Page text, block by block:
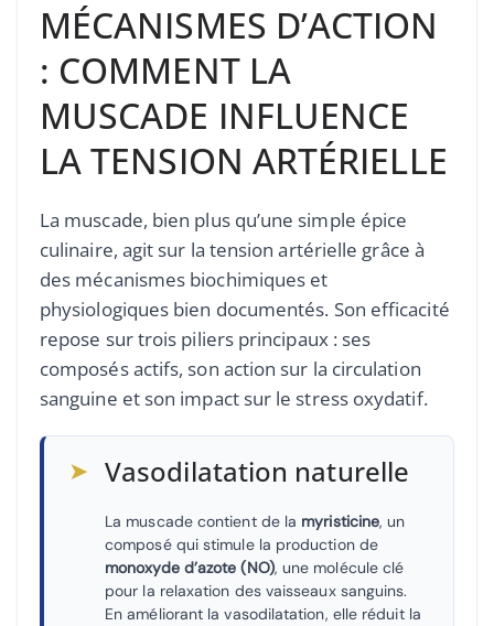
MÉCANISMES D’ACTION
: COMMENT LA
MUSCADE INFLUENCE
LA TENSION ARTÉRIELLE
La muscade, bien plus qu’une simple épice
culinaire, agit sur la tension artérielle grâce à
des mécanismes biochimiques et
physiologiques bien documentés. Son efficacité
repose sur trois piliers principaux : ses
composés actifs, son action sur la circulation
sanguine et son impact sur le stress oxydatif.
➤ Vasodilatation naturelle
La muscade contient de la myristicine, un
composé qui stimule la production de
monoxyde d’azote (NO), une molécule clé
pour la relaxation des vaisseaux sanguins.
En améliorant la vasodilatation, elle réduit la